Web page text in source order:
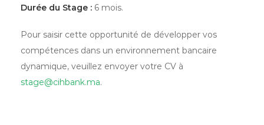
Durée du Stage : 6 mois.
Pour saisir cette opportunité de développer vos
compétences dans un environnement bancaire
dynamique, veuillez envoyer votre CV à
stage@cihbank.ma.